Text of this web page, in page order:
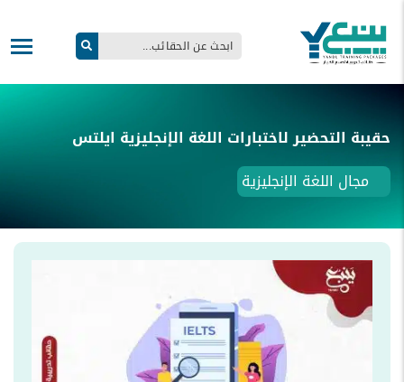
حقيبة التحضير لاختبارات اللغة الإنجليزية ايلتس
مجال اللغة الإنجليزية